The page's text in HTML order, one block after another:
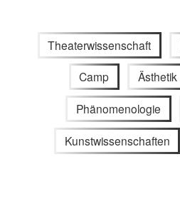
Theaterwissenschaft
Camp Ästhetik
Phänomenologie
Kunstwissenschaften